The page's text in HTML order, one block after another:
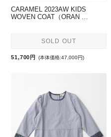
CARAMEL 2023AW KIDS
WOVEN COAT（ORAN …
SOLD OUT
51,700円 (本体価格:47,000円)